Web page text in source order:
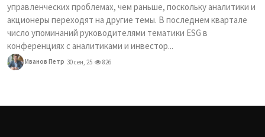
управленческих проблемах, чем раньше, поскольку аналитики и
акционеры переходят на другие темы. В последнем квартале
число упоминаний руководителями тематики ESG в
конференциях с аналитиками и инвестор...
Иванов Петр 30 сен, 25 826